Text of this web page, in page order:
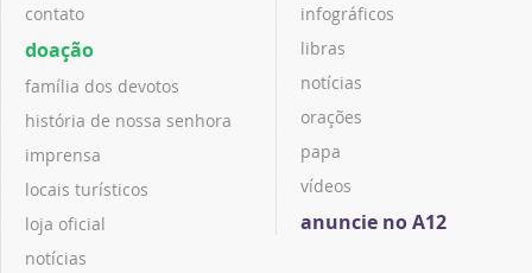
contato
doação
família dos devotos
história de nossa senhora
imprensa
locais turísticos
loja oficial
notícias
infográficos
libras
notícias
orações
papa
vídeos
anuncie no A12